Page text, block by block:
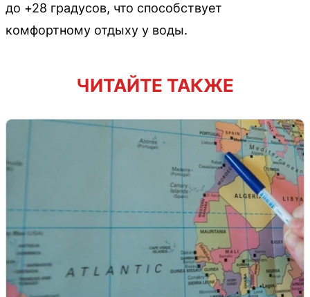
до +28 градусов, что способствует
комфортному отдыху у воды.
ЧИТАЙТЕ ТАКЖЕ